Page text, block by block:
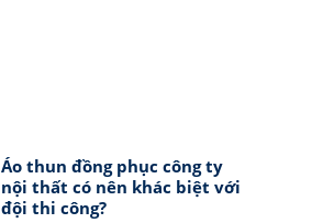
Áo thun đồng phục công ty
nội thất có nên khác biệt với
đội thi công?